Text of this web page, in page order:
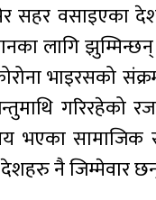
सहर वसाइएका
लागि
भाइरसको
गरिरहेको
भएका सामाजिक
नै जिम्मेवार